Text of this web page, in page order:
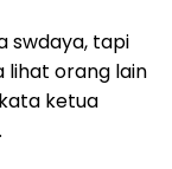
swdaya, tapi
lihat orang lain
ketua